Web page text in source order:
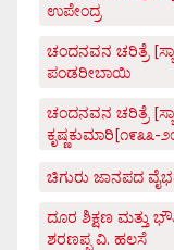
ಉಪೇಂದ್ರ
ಚಂದನವನ ಚರಿತ್ರೆ
ಪಂಡರೀಬಾಯಿ
ಚಂದನವನ ಚರಿತ್ರೆ
ಕೃಷ್ಣಕುಮಾರಿ[೧೯೩೩-
ಚಿಗುರು ಜಾನಪದ
ದೂರ ಶಿಕ್ಷಣ ಮತ್ತು
ಶರಣಪ್ಪ ವಿ. ಹಲಸೆ